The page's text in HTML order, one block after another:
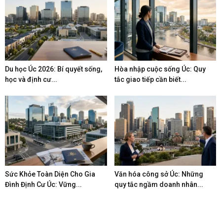
Du học Úc 2026: Bí quyết sống,
học và định cư...
Hòa nhập cuộc sống Úc: Quy
tắc giao tiếp cần biết...
Sức Khỏe Toàn Diện Cho Gia
Đình Định Cư Úc: Vững...
Văn hóa công sở Úc: Những
quy tắc ngầm doanh nhân...